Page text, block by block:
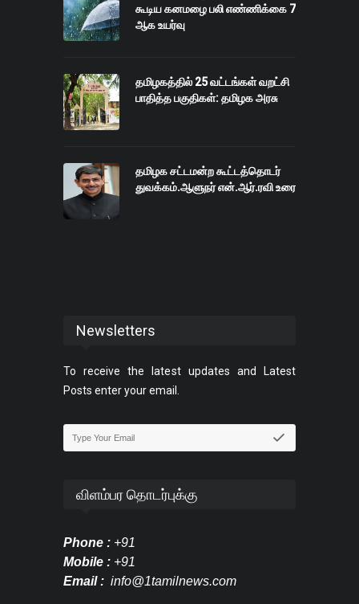
கூடிய கனமழை பலி எண்ணிக்கை 7
ஆக உயர்வு
தமிழகத்தில் 25 வட்டங்கள் வறட்சி
பாதித்த பகுதிகள்: தமிழக அரசு
தமிழக சட்டமன்ற கூட்டத்தொடர்
துவக்கம்.ஆளுநர் என்‌.ஆர்.ரவி உரை
Newsletters
To receive the latest updates and Latest
Posts enter your email.
விளம்பர தொடர்புக்கு
Phone : +91
Mobile : +91
Email : info@1tamilnews.com